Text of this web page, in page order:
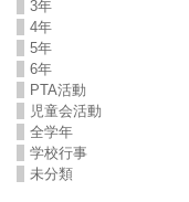
3年
4年
5年
6年
PTA活動
児童会活動
全学年
学校行事
未分類